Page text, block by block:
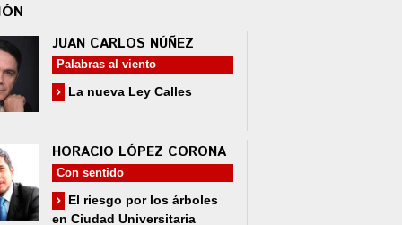
JUAN CARLOS NÚÑEZ
Palabras al viento
La nueva Ley Calles
HORACIO LÓPEZ CORONA
Con sentido
El riesgo por los árboles
en Ciudad Universitaria